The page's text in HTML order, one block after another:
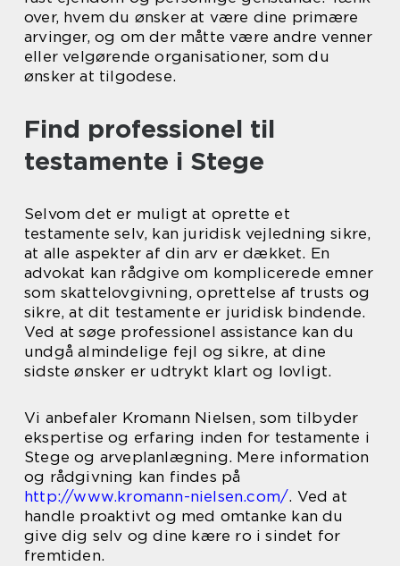
over, hvem du ønsker at være dine primære
arvinger, og om der måtte være andre venner
eller velgørende organisationer, som du
ønsker at tilgodese.
Find professionel til
testamente i Stege
Selvom det er muligt at oprette et
testamente selv, kan juridisk vejledning sikre,
at alle aspekter af din arv er dækket. En
advokat kan rådgive om komplicerede emner
som skattelovgivning, oprettelse af trusts og
sikre, at dit testamente er juridisk bindende.
Ved at søge professionel assistance kan du
undgå almindelige fejl og sikre, at dine
sidste ønsker er udtrykt klart og lovligt.
Vi anbefaler Kromann Nielsen, som tilbyder
ekspertise og erfaring inden for testamente i
Stege og arveplanlægning. Mere information
og rådgivning kan findes på
http://www.kromann-nielsen.com/. Ved at
handle proaktivt og med omtanke kan du
give dig selv og dine kære ro i sindet for
fremtiden.